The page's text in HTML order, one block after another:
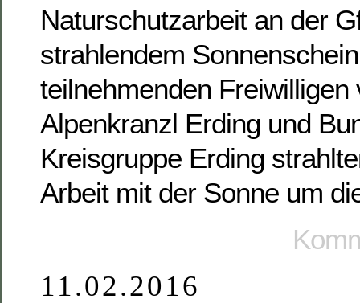
Naturschutzarbeit an der
strahlendem
teilnehmenden Freiwilligen
Alpenkranzl Erding und
Kreisgruppe Erding
Arbeit mit der Sonne um
11.02.2016